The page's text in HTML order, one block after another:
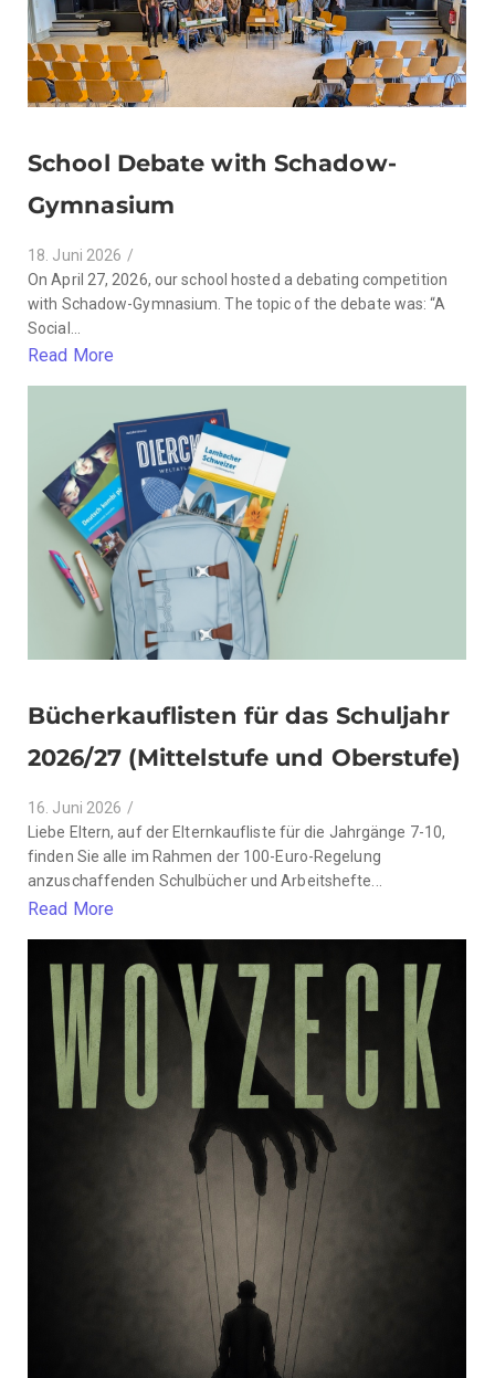
School Debate with Schadow-
Gymnasium
18. Juni 2026 /
On April 27, 2026, our school hosted a debating competition
with Schadow-Gymnasium. The topic of the debate was: “A
Social...
Read More
Bücherkauflisten für das Schuljahr
2026/27​ (Mittelstufe und Oberstufe)
16. Juni 2026 /
Liebe Eltern, auf der Elternkaufliste für die Jahrgänge 7-10,
finden Sie alle im Rahmen der 100-Euro-Regelung
anzuschaffenden Schulbücher und Arbeitshefte...
Read More